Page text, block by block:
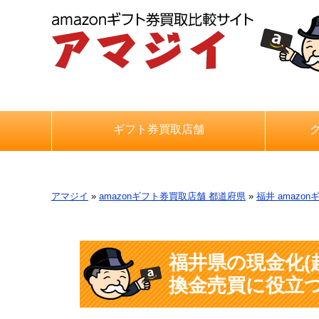
ギフト券買取店舗
アマジイ » amazonギフト券買取店舗 都道府県 » 福井 amazon
福井県の現金化
換金売買に役立